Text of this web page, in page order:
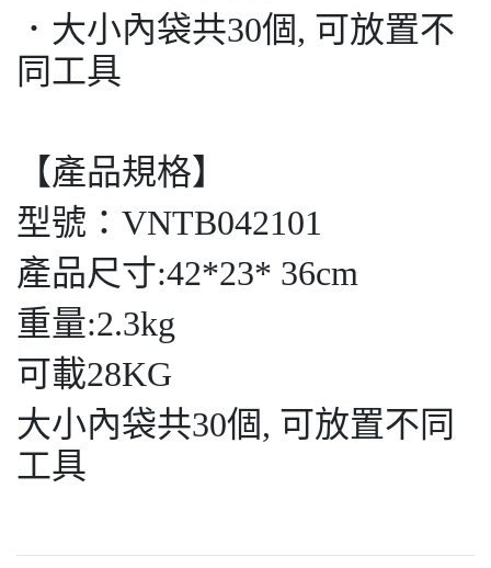
．大小內袋共30個, 可放置不
同工具
【產品規格】
型號：VNTB042101
產品尺寸:42*23* 36cm
重量:2.3kg
可載28KG
大小內袋共30個, 可放置不同
工具